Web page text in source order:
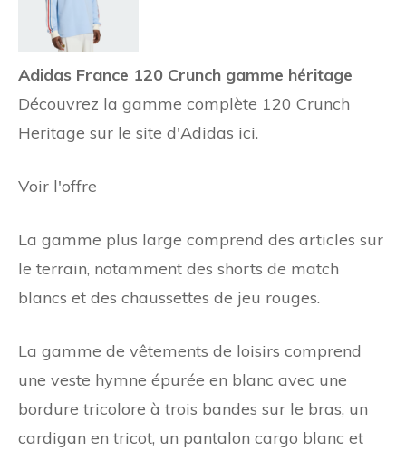
Adidas France 120 Crunch gamme héritage
Découvrez la gamme complète 120 Crunch
Heritage sur le site d'Adidas ici.
Voir l'offre
La gamme plus large comprend des articles sur
le terrain, notamment des shorts de match
blancs et des chaussettes de jeu rouges.
La gamme de vêtements de loisirs comprend
une veste hymne épurée en blanc avec une
bordure tricolore à trois bandes sur le bras, un
cardigan en tricot, un pantalon cargo blanc et